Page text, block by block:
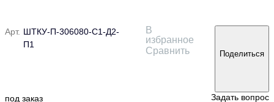
Арт. ШТКУ-П-306080-С1-Д2-
П1
В
избранное
Сравнить
Поделиться
под заказ Задать вопрос